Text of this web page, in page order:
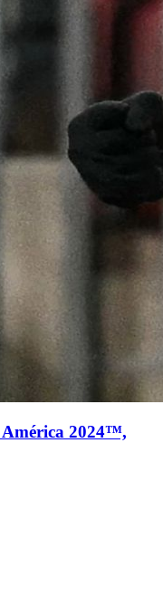
2024™,